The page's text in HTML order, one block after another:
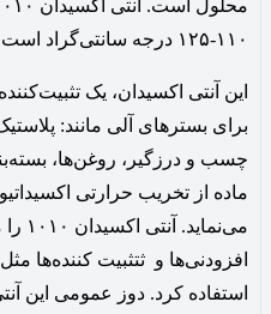
۱۱۰-۱۲۵ درجه سانتی‌گراد است.
این آنتی اکسیدان،‌ یک
برای بسترهای آلی مانند:
چسب و درزگیر، روغن‌ها،
ماده از تخریب حرارتی
افزودنی‌ها و ثتثبیت کننده‌ها